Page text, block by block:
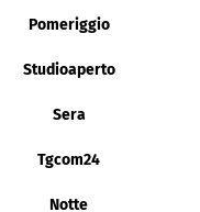
Pomeriggio
Studioaperto
Sera
Tgcom24
Notte